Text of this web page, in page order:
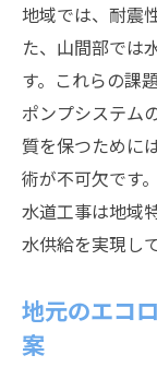
地域では、耐震
た、山間部では
す。これらの課
ポンプシステム
質を保つために
術が不可欠です
水道工事は地域
水供給を実現し
地元のエコ
案